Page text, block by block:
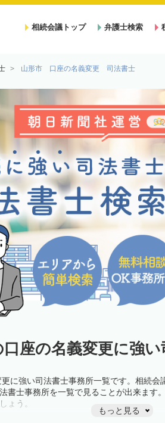
相続会議トップ 弁護士検索
山形市 口座の名義変更 司法書士
座の名義変更に強
に強い司法書士事務所一覧です。相続
書士事務所を一覧で見ることが出来ます
ょう。
もっと見る